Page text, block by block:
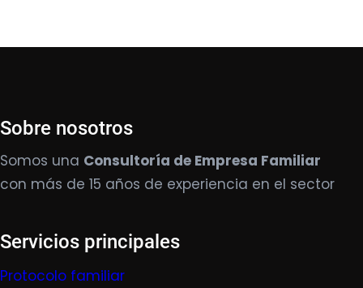
Sobre nosotros
Somos una Consultoría de Empresa Familiar
con más de 15 años de experiencia en el sector
Servicios principales
Protocolo familiar